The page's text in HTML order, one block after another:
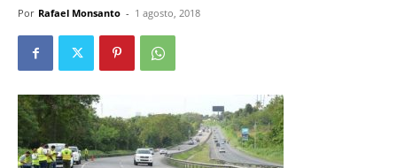
Por Rafael Monsanto - 1 agosto, 2018